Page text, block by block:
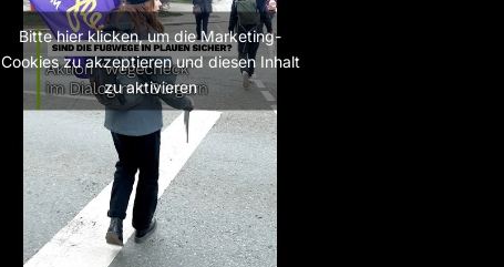
Bitte hier klicken, um die Marketing-
Cookies zu akzeptieren und diesen Inhalt
zu aktivieren